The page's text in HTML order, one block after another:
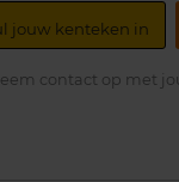
contact op met